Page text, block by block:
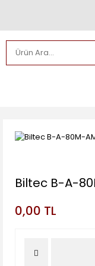
Biltec B-A-
0,00 TL